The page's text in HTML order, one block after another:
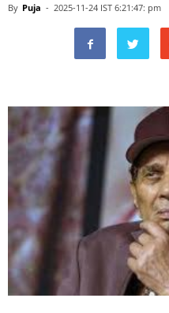
By Puja - 2025-11-24 IST 6:21:47: pm